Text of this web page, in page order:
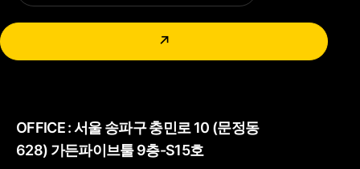
↗
OFFICE :서울 송파구 충민로 10 (문정동
628) 가든파이브툴 9층-S15호